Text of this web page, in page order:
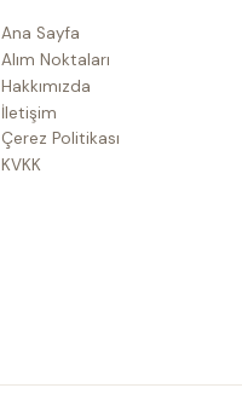
Ana Sayfa
Alım Noktaları
Hakkımızda
İletişim
Çerez Politikası
KVKK